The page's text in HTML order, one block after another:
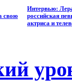
свою
Интервью:
российская
актриса и